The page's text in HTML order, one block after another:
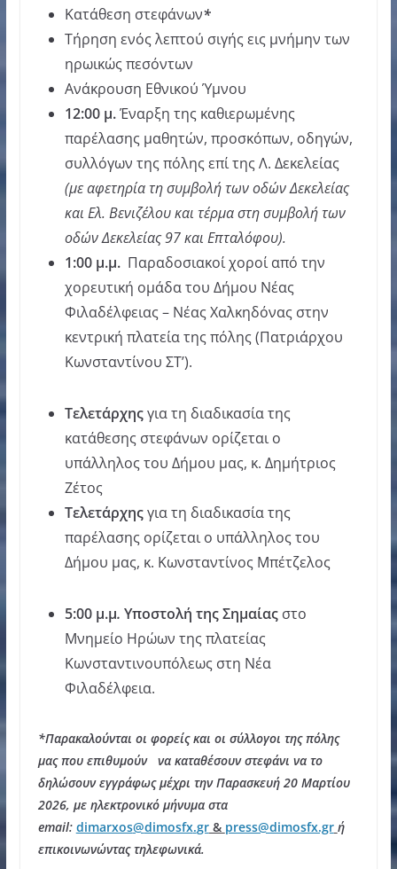
Κατάθεση στεφάνων*
Τήρηση ενός λεπτού σιγής εις μνήμην των
ηρωικώς πεσόντων
Ανάκρουση Εθνικού Ύμνου
12:00 μ.Έναρξη της καθιερωμένης
παρέλασης μαθητών, προσκόπων, οδηγών,
συλλόγων της πόλης επί της Λ. Δεκελείας
(με αφετηρία τη συμβολή των οδών Δεκελείας
και Ελ. Βενιζέλου και τέρμα στη συμβολή των
οδών Δεκελείας97και Επταλόφου).
1:00 μ.μ. Παραδοσιακοί χοροί από την
χορευτική ομάδα του Δήμου Νέας
Φιλαδέλφειας – Νέας Χαλκηδόνας στην
κεντρική πλατεία της πόλης (Πατριάρχου
Κωνσταντίνου ΣΤ’).
Τελετάρχηςγια τη διαδικασία της
κατάθεσης στεφάνων ορίζεται ο
υπάλληλος του Δήμου μας, κ. Δημήτριος
Zέτος
Τελετάρχηςγια τη διαδικασία της
παρέλασης ορίζεται ο υπάλληλος του
Δήμου μας, κ. Κωνσταντίνος Μπέτζελος
5:00 μ.μ. Υποστολή της Σημαίαςστο
Μνημείο Ηρώων της πλατείας
Κωνσταντινουπόλεως στη Νέα
Φιλαδέλφεια.
*Παρακαλούνται οι φορείς και οι σύλλογοι της πόλης
μας που επιθυμούν να καταθέσουν στεφάνι να το
δηλώσουν εγγράφως μέχρι την Παρασκευή 20 Μαρτίου
2026, με ηλεκτρονικό μήνυμα στα
email: dimarxos@dimosfx.gr& press@dimosfx.gr ή
επικοινωνώντας τηλεφωνικά.